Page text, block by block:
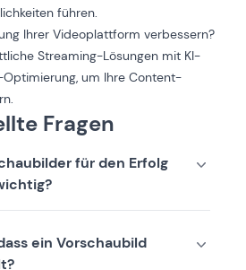
führen.
Ihrer Videoplattform verbessern?
Streaming-Lösungen mit KI-
um Ihre Content-
Fragen
für den Erfolg
ein Vorschaubild